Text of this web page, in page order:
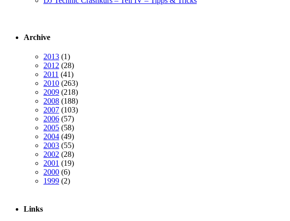
Archive
2013 (1)
2012 (28)
2011 (41)
2010 (263)
2009 (218)
2008 (188)
2007 (103)
2006 (57)
2005 (58)
2004 (49)
2003 (55)
2002 (28)
2001 (19)
2000 (6)
1999 (2)
Links